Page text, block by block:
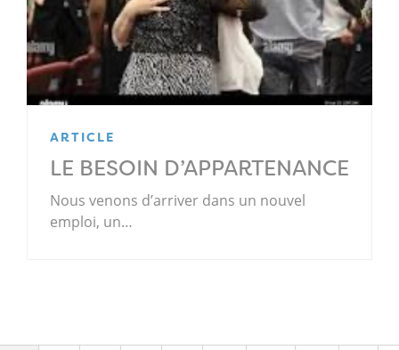
ARTICLE
LE BESOIN D’APPARTENANCE
Nous venons d’arriver dans un nouvel
emploi, un…